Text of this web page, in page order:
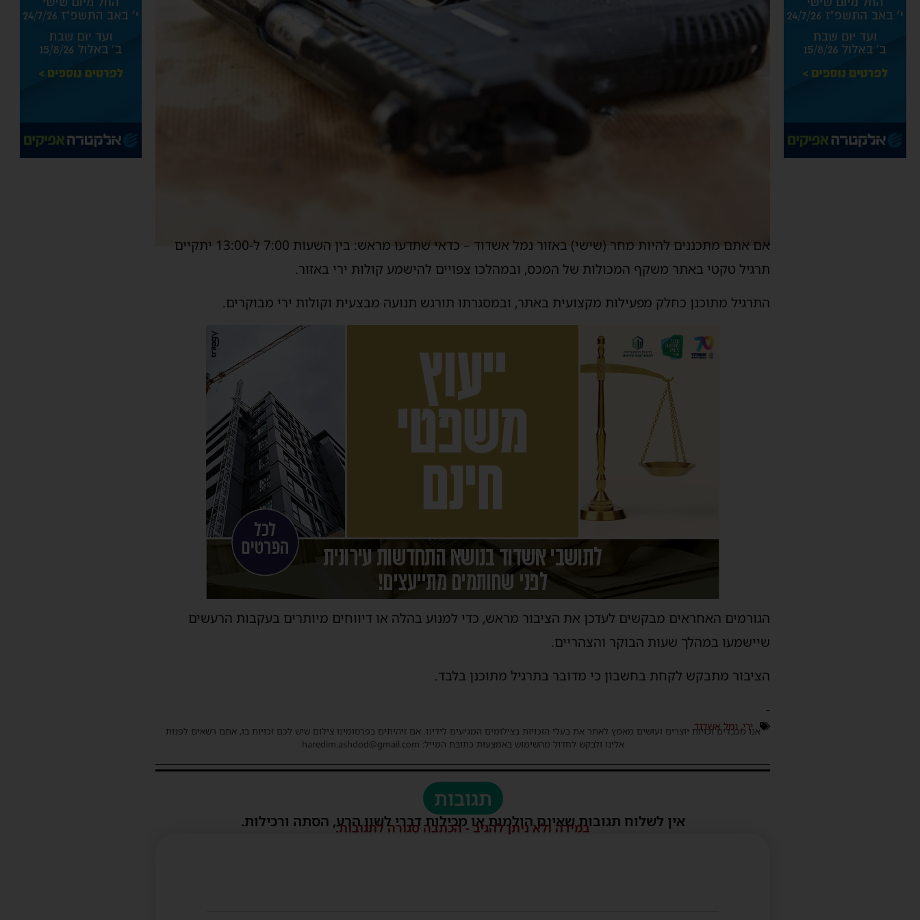
אם אתם מתכננים להיות מחר (שישי) באזור נמל אשדוד – כדאי שתדעו מראש: בין השעות 7:00 ל-13:00 יתקיים
תרגיל טקטי באתר משקף המכולות של המכס, ובמהלכו צפויים להישמע קולות ירי באזור.
התרגיל מתוכנן כחלק מפעילות מקצועית באתר, ובמסגרתו תורגש תנועה מבצעית וקולות ירי מבוקרים.
הגורמים האחראים מבקשים לעדכן את הציבור מראש, כדי למנוע בהלה או דיווחים מיותרים בעקבות הרעשים
שיישמעו במהלך שעות הבוקר והצהריים.
הציבור מתבקש לקחת בחשבון כי מדובר בתרגיל מתוכנן בלבד.
-
ירי, נמל אשדוד
אנו מכבדים זכויות יוצרים ועושים מאמץ לאתר את בעלי הזכויות בצילומים המגיעים לידינו. אם זיהיתים בפרסומינו צילום שיש לכם זכויות בו, אתם רשאים לפנות
אלינו ולבקש לחדול מהשימוש באמצעות כתובת המייל: haredim.ashdod@gmail.com
תגובות
אין לשלוח תגובות שאינם הולמות או מכילות דברי לשון הרע, הסתה ורכילות.
במידה ולא ניתן להגיב - הכתבה סגורה לתגובות.